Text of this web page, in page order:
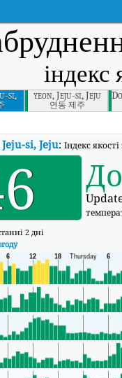
індекс
si,
yeon, Jeju-si, Jeju
연동 제주
si, Jeju: Індекс
2 дні